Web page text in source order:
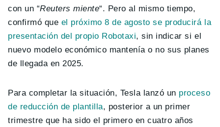
con un “Reuters miente“. Pero al mismo tiempo,
confirmó que el próximo 8 de agosto se producirá la
presentación del propio Robotaxi, sin indicar si el
nuevo modelo económico mantenía o no sus planes
de llegada en 2025.
Para completar la situación, Tesla lanzó un proceso
de reducción de plantilla, posterior a un primer
trimestre que ha sido el primero en cuatro años